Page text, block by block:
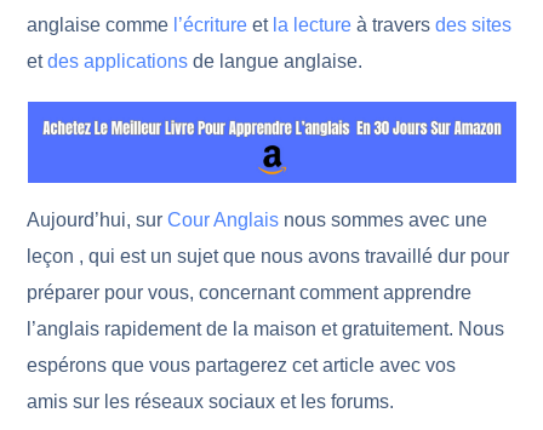
anglaise comme l’écritureet la lecture à traversdes sites
etdes applications de langue anglaise.
Aujourd’hui, surCour Anglais nous sommes avec une
leçon , qui est un sujet que nous avons travaillé dur pour
préparer pour vous, concernant comment apprendre
l’anglais rapidement de la maison et gratuitement. Nous
espérons que vous partagerez cet article avec vos
amis sur les réseaux sociaux et les forums.